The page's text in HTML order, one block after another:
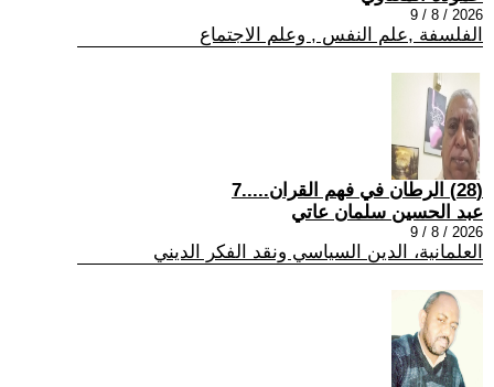
2026 / 8 / 9
الفلسفة ,علم النفس , وعلم الاجتماع
(28) الرطان في فهم القران.....7
عبد الحسين سلمان عاتي
2026 / 8 / 9
العلمانية، الدين السياسي ونقد الفكر الديني